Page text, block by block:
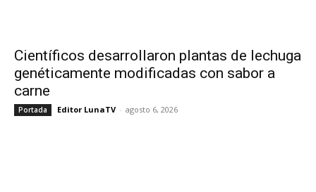
Científicos desarrollaron plantas de lechuga
genéticamente modificadas con sabor a
carne
Portada Editor LunaTV - agosto 6, 2026